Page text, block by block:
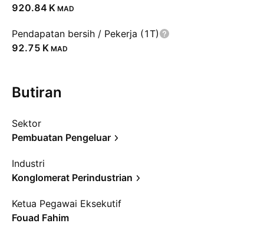
‪920.84 K‬ MAD
Pendapatan bersih / Pekerja (1T)
‪92.75 K‬ MAD
Butiran
Sektor
Pembuatan Pengeluar
Industri
Konglomerat Perindustrian
Ketua Pegawai Eksekutif
Fouad Fahim